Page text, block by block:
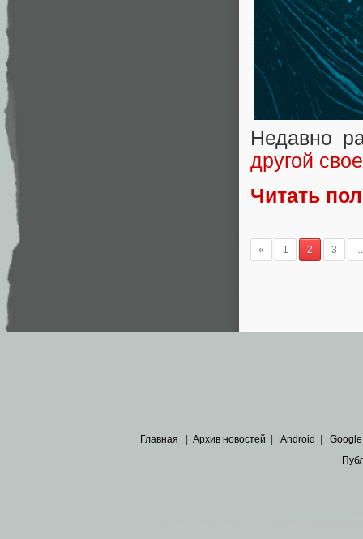
Недавно
другой
Читать
« 1 2 3 ...
Главная Архив новостей Android Google